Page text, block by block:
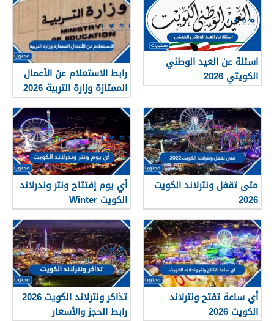
اسئلة عن العيد الوطني
الكويتي 2026
رابط الاستعلام عن الأعمال
الممتازة وزارة التربية 2026
متى تقفل ونترلاند الكويت
2026
أي يوم إفتتاح ونتر وندرلاند
الكويت Winter
Wonderland Kuwait 2026
أي ساعة تفتح ونترلاند
الكويت 2026
تذاكر ونترلاند الكويت 2026
رابط الحجز والأسعار